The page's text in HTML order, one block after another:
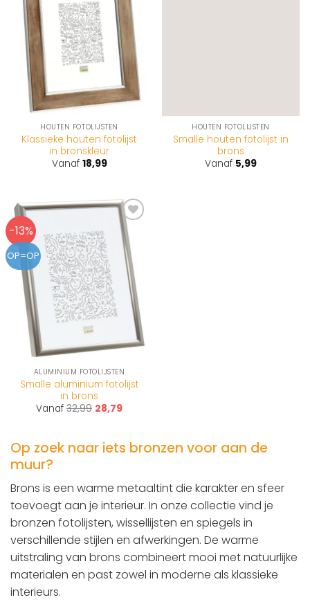
wenslijst
HOUTEN FOTOLIJSTEN
Klassieke houten fotolijst
in bronskleur
Vanaf 18,99
HOUTEN FOTOLIJSTEN
Smalle houten fotolijst in
brons
Vanaf 5,99
-13%
OP=OP
Toevoegen
aan
wenslijst
ALUMINIUM FOTOLIJSTEN
Smalle aluminium fotolijst
in brons
Vanaf 32,99 28,79
Op zoek naar iets bronzen voor aan de
muur?
Brons is een warme metaaltint die karakter en sfeer
toevoegt aan je interieur. In onze collectie vind je
bronzen fotolijsten, wissellijsten en spiegels in
verschillende stijlen en afwerkingen. De warme
uitstraling van brons combineert mooi met natuurlijke
materialen en past zowel in moderne als klassieke
interieurs.